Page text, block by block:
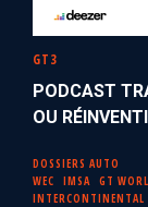
GT3
PODCAST
OU
DOSSIERS AUTO
WEC
IMSA GT
INTERCONTINENTAL